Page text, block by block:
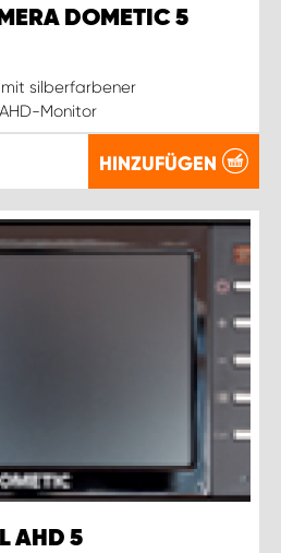
DOMETIC 5
silberfarbener
Monitor
HINZUFÜGEN
AHD 5